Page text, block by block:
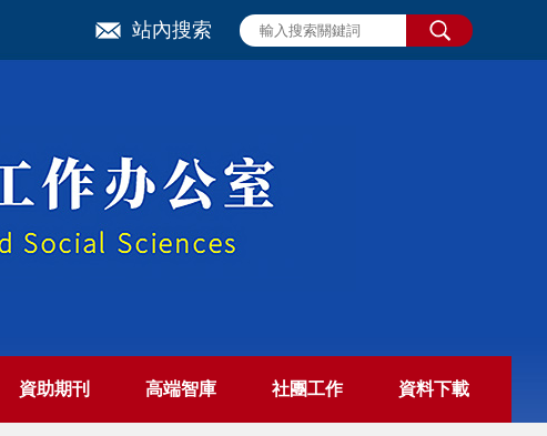
站內搜索
資助期刊 高端智庫 社團工作 資料下載